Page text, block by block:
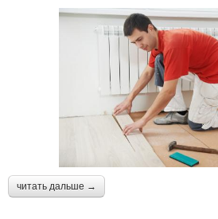
читать дальше →